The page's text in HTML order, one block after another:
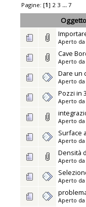
Pagine: [1] 2 3 ...7
Oggetto
Aperto da
Cave
Aperto da
Dare un
Aperto da
Pozzi in
Aperto da
Aperto da
Surface
Aperto da
Densità
Aperto da
Aperto da
Aperto da